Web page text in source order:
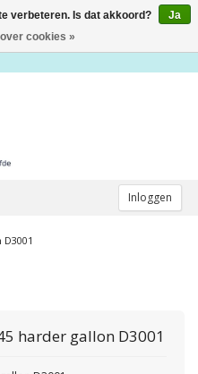
Inloggen
harder gallon D3001
verbeteren. Is dat akkoord?
Ja
cookies »